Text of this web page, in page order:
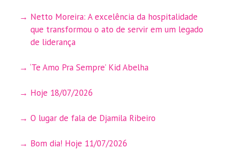
Netto Moreira: A excelência da hospitalidade
que transformou o ato de servir em um legado
de liderança
‘Te Amo Pra Sempre’ Kid Abelha
Hoje 18/07/2026
O lugar de fala de Djamila Ribeiro
Bom dia! Hoje 11/07/2026